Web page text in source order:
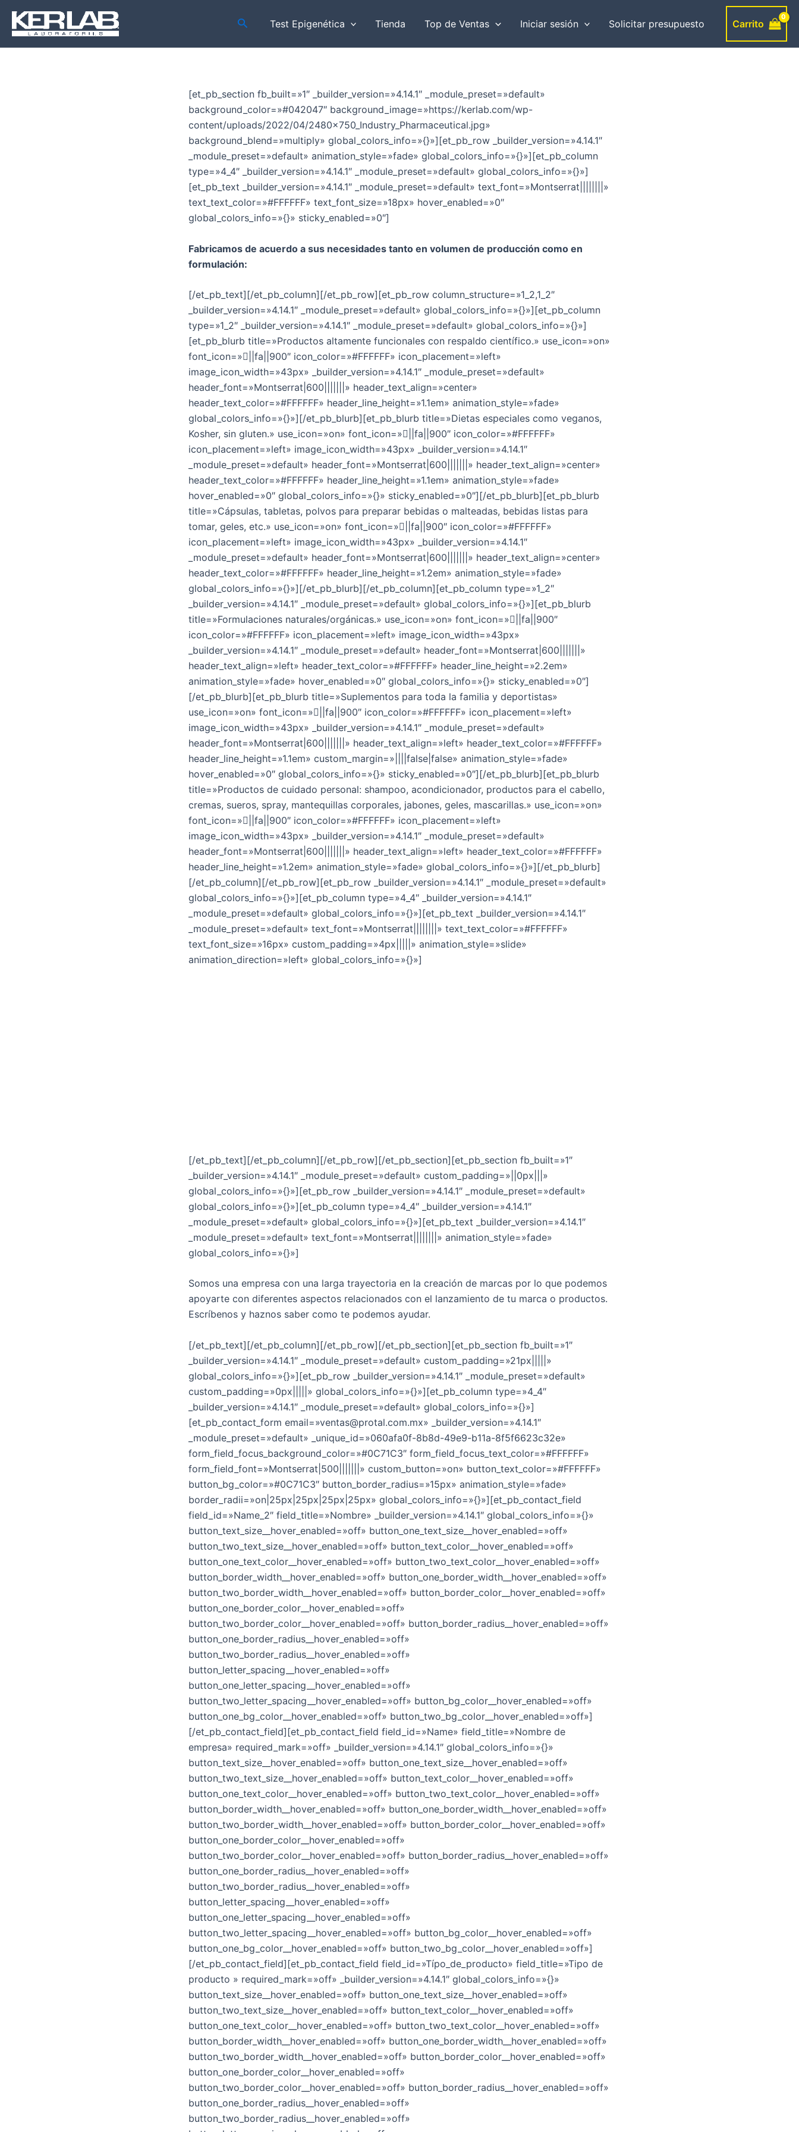
contenido
BuscarTest Epigenética Tienda Top de Ventas Iniciar sesión Solicitar presupuesto Carrito
[et_pb_section fb_built=»1″ _builder_version=»4.14.1″ _module_preset=»default»
background_color=»#042047″ background_image=»https://kerlab.com/wp-
content/uploads/2022/04/2480x750_Industry_Pharmaceutical.jpg»
background_blend=»multiply» global_colors_info=»{}»][et_pb_row _builder_version=»4.14.1″
_module_preset=»default» animation_style=»fade» global_colors_info=»{}»][et_pb_column
type=»4_4″ _builder_version=»4.14.1″ _module_preset=»default» global_colors_info=»{}»]
[et_pb_text _builder_version=»4.14.1″ _module_preset=»default» text_font=»Montserrat||||||||»
text_text_color=»#FFFFFF» text_font_size=»18px» hover_enabled=»0″
global_colors_info=»{}» sticky_enabled=»0″]
Fabricamos de acuerdo a sus necesidades tanto en volumen de producción como en
formulación:
[/et_pb_text][/et_pb_column][/et_pb_row][et_pb_row column_structure=»1_2,1_2″
_builder_version=»4.14.1″ _module_preset=»default» global_colors_info=»{}»][et_pb_column
type=»1_2″ _builder_version=»4.14.1″ _module_preset=»default» global_colors_info=»{}»]
[et_pb_blurb title=»Productos altamente funcionales con respaldo científico.» use_icon=»on»
font_icon=»||fa||900″ icon_color=»#FFFFFF» icon_placement=»left»
image_icon_width=»43px» _builder_version=»4.14.1″ _module_preset=»default»
header_font=»Montserrat|600|||||||» header_text_align=»center»
header_text_color=»#FFFFFF» header_line_height=»1.1em» animation_style=»fade»
global_colors_info=»{}»][/et_pb_blurb][et_pb_blurb title=»Dietas especiales como veganos,
Kosher, sin gluten.» use_icon=»on» font_icon=»||fa||900″ icon_color=»#FFFFFF»
icon_placement=»left» image_icon_width=»43px» _builder_version=»4.14.1″
_module_preset=»default» header_font=»Montserrat|600|||||||» header_text_align=»center»
header_text_color=»#FFFFFF» header_line_height=»1.1em» animation_style=»fade»
hover_enabled=»0″ global_colors_info=»{}» sticky_enabled=»0″][/et_pb_blurb][et_pb_blurb
title=»Cápsulas, tabletas, polvos para preparar bebidas o malteadas, bebidas listas para
tomar, geles, etc.» use_icon=»on» font_icon=»||fa||900″ icon_color=»#FFFFFF»
icon_placement=»left» image_icon_width=»43px» _builder_version=»4.14.1″
_module_preset=»default» header_font=»Montserrat|600|||||||» header_text_align=»center»
header_text_color=»#FFFFFF» header_line_height=»1.2em» animation_style=»fade»
global_colors_info=»{}»][/et_pb_blurb][/et_pb_column][et_pb_column type=»1_2″
_builder_version=»4.14.1″ _module_preset=»default» global_colors_info=»{}»][et_pb_blurb
title=»Formulaciones naturales/orgánicas.» use_icon=»on» font_icon=»||fa||900″
icon_color=»#FFFFFF» icon_placement=»left» image_icon_width=»43px»
_builder_version=»4.14.1″ _module_preset=»default» header_font=»Montserrat|600|||||||»
header_text_align=»left» header_text_color=»#FFFFFF» header_line_height=»2.2em»
animation_style=»fade» hover_enabled=»0″ global_colors_info=»{}» sticky_enabled=»0″]
[/et_pb_blurb][et_pb_blurb title=»Suplementos para toda la familia y deportistas»
use_icon=»on» font_icon=»||fa||900″ icon_color=»#FFFFFF» icon_placement=»left»
image_icon_width=»43px» _builder_version=»4.14.1″ _module_preset=»default»
header_font=»Montserrat|600|||||||» header_text_align=»left» header_text_color=»#FFFFFF»
header_line_height=»1.1em» custom_margin=»||||false|false» animation_style=»fade»
hover_enabled=»0″ global_colors_info=»{}» sticky_enabled=»0″][/et_pb_blurb][et_pb_blurb
title=»Productos de cuidado personal: shampoo, acondicionador, productos para el cabello,
cremas, sueros, spray, mantequillas corporales, jabones, geles, mascarillas.» use_icon=»on»
font_icon=»||fa||900″ icon_color=»#FFFFFF» icon_placement=»left»
image_icon_width=»43px» _builder_version=»4.14.1″ _module_preset=»default»
header_font=»Montserrat|600|||||||» header_text_align=»left» header_text_color=»#FFFFFF»
header_line_height=»1.2em» animation_style=»fade» global_colors_info=»{}»][/et_pb_blurb]
[/et_pb_column][/et_pb_row][et_pb_row _builder_version=»4.14.1″ _module_preset=»default»
global_colors_info=»{}»][et_pb_column type=»4_4″ _builder_version=»4.14.1″
_module_preset=»default» global_colors_info=»{}»][et_pb_text _builder_version=»4.14.1″
_module_preset=»default» text_font=»Montserrat||||||||» text_text_color=»#FFFFFF»
text_font_size=»16px» custom_padding=»4px|||||» animation_style=»slide»
animation_direction=»left» global_colors_info=»{}»]
[/et_pb_text][/et_pb_column][/et_pb_row][/et_pb_section][et_pb_section fb_built=»1″
_builder_version=»4.14.1″ _module_preset=»default» custom_padding=»||0px|||»
global_colors_info=»{}»][et_pb_row _builder_version=»4.14.1″ _module_preset=»default»
global_colors_info=»{}»][et_pb_column type=»4_4″ _builder_version=»4.14.1″
_module_preset=»default» global_colors_info=»{}»][et_pb_text _builder_version=»4.14.1″
_module_preset=»default» text_font=»Montserrat||||||||» animation_style=»fade»
global_colors_info=»{}»]
Somos una empresa con una larga trayectoria en la creación de marcas por lo que podemos
apoyarte con diferentes aspectos relacionados con el lanzamiento de tu marca o productos.
Escríbenos y haznos saber como te podemos ayudar.
[/et_pb_text][/et_pb_column][/et_pb_row][/et_pb_section][et_pb_section fb_built=»1″
_builder_version=»4.14.1″ _module_preset=»default» custom_padding=»21px|||||»
global_colors_info=»{}»][et_pb_row _builder_version=»4.14.1″ _module_preset=»default»
custom_padding=»0px|||||» global_colors_info=»{}»][et_pb_column type=»4_4″
_builder_version=»4.14.1″ _module_preset=»default» global_colors_info=»{}»]
[et_pb_contact_form email=»ventas@protal.com.mx» _builder_version=»4.14.1″
_module_preset=»default» _unique_id=»060afa0f-8b8d-49e9-b11a-8f5f6623c32e»
form_field_focus_background_color=»#0C71C3″ form_field_focus_text_color=»#FFFFFF»
form_field_font=»Montserrat|500|||||||» custom_button=»on» button_text_color=»#FFFFFF»
button_bg_color=»#0C71C3″ button_border_radius=»15px» animation_style=»fade»
border_radii=»on|25px|25px|25px|25px» global_colors_info=»{}»][et_pb_contact_field
field_id=»Name_2″ field_title=»Nombre» _builder_version=»4.14.1″ global_colors_info=»{}»
button_text_size__hover_enabled=»off» button_one_text_size__hover_enabled=»off»
button_two_text_size__hover_enabled=»off» button_text_color__hover_enabled=»off»
button_one_text_color__hover_enabled=»off» button_two_text_color__hover_enabled=»off»
button_border_width__hover_enabled=»off» button_one_border_width__hover_enabled=»off»
button_two_border_width__hover_enabled=»off» button_border_color__hover_enabled=»off»
button_one_border_color__hover_enabled=»off»
button_two_border_color__hover_enabled=»off» button_border_radius__hover_enabled=»off»
button_one_border_radius__hover_enabled=»off»
button_two_border_radius__hover_enabled=»off»
button_letter_spacing__hover_enabled=»off»
button_one_letter_spacing__hover_enabled=»off»
button_two_letter_spacing__hover_enabled=»off» button_bg_color__hover_enabled=»off»
button_one_bg_color__hover_enabled=»off» button_two_bg_color__hover_enabled=»off»]
[/et_pb_contact_field][et_pb_contact_field field_id=»Name» field_title=»Nombre de
empresa» required_mark=»off» _builder_version=»4.14.1″ global_colors_info=»{}»
button_text_size__hover_enabled=»off» button_one_text_size__hover_enabled=»off»
button_two_text_size__hover_enabled=»off» button_text_color__hover_enabled=»off»
button_one_text_color__hover_enabled=»off» button_two_text_color__hover_enabled=»off»
button_border_width__hover_enabled=»off» button_one_border_width__hover_enabled=»off»
button_two_border_width__hover_enabled=»off» button_border_color__hover_enabled=»off»
button_one_border_color__hover_enabled=»off»
button_two_border_color__hover_enabled=»off» button_border_radius__hover_enabled=»off»
button_one_border_radius__hover_enabled=»off»
button_two_border_radius__hover_enabled=»off»
button_letter_spacing__hover_enabled=»off»
button_one_letter_spacing__hover_enabled=»off»
button_two_letter_spacing__hover_enabled=»off» button_bg_color__hover_enabled=»off»
button_one_bg_color__hover_enabled=»off» button_two_bg_color__hover_enabled=»off»]
[/et_pb_contact_field][et_pb_contact_field field_id=»Típo_de_producto» field_title=»Tipo de
producto » required_mark=»off» _builder_version=»4.14.1″ global_colors_info=»{}»
button_text_size__hover_enabled=»off» button_one_text_size__hover_enabled=»off»
button_two_text_size__hover_enabled=»off» button_text_color__hover_enabled=»off»
button_one_text_color__hover_enabled=»off» button_two_text_color__hover_enabled=»off»
button_border_width__hover_enabled=»off» button_one_border_width__hover_enabled=»off»
button_two_border_width__hover_enabled=»off» button_border_color__hover_enabled=»off»
button_one_border_color__hover_enabled=»off»
button_two_border_color__hover_enabled=»off» button_border_radius__hover_enabled=»off»
button_one_border_radius__hover_enabled=»off»
button_two_border_radius__hover_enabled=»off»